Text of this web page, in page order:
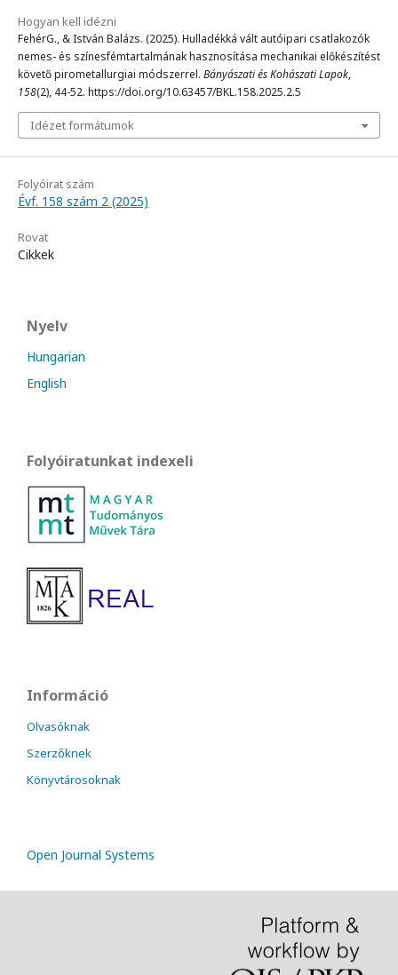
Hogyan kell idézni
FehérG., & István Balázs. (2025). Hulladékká vált autóipari csatlakozók
nemes- és színesfémtartalmának hasznosítása mechanikai előkészítést
követő pirometallurgiai módszerrel. Bányászati és Kohászati Lapok,
158(2), 44-52. https://doi.org/10.63457/BKL.158.2025.2.5
Idézet formátumok
Folyóirat szám
Évf. 158 szám 2 (2025)
Rovat
Cikkek
Nyelv
Hungarian
English
Folyóiratunkat indexeli
Információ
Olvasóknak
Szerzőknek
Könyvtárosoknak
Open Journal Systems